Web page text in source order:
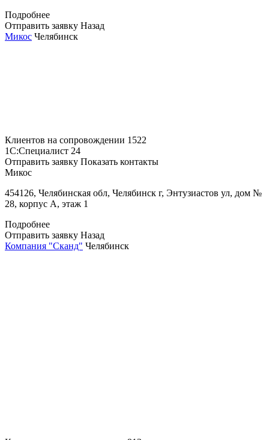
Подробнее
Отправить заявку Назад
Микос Челябинск
Клиентов на сопровождении 1522
1С:Специалист 24
Отправить заявку Показать контакты
Микос
454126, Челябинская обл, Челябинск г, Энтузиастов ул, дом №
28, корпус А, этаж 1
Подробнее
Отправить заявку Назад
Компания "Сканд" Челябинск